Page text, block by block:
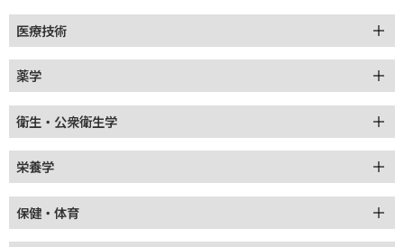
医療技術
薬学
衛生・公衆衛生学
栄養学
保健・体育